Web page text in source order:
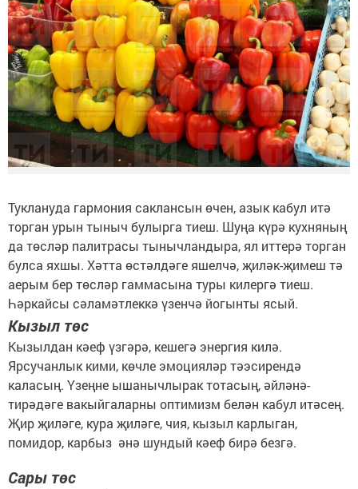
Туклануда гармония саклансын өчен, азык кабул итә
торган урын тыныч булырга тиеш. Шуңа күрә кухняның
да төсләр палитрасы тынычландыра, ял иттерә торган
булса яхшы. Хәтта өстәлдәге яшелчә, җиләк-җимеш тә
аерым бер төсләр гаммасына туры килергә тиеш.
Һәркайсы сәламәтлеккә үзенчә йогынты ясый.
Кызыл төс
Кызылдан кәеф үзгәрә, кешегә энергия килә.
Ярсучанлык кими, көчле эмоцияләр тәэсирендә
каласың. Үзеңне ышанычлырак тотасың, әйләнә-
тирәдәге вакыйгаларны оптимизм белән кабул итәсең.
Җир җиләге, кура җиләге, чия, кызыл карлыган,
помидор, карбыз әнә шундый кәеф бирә безгә.
Сары төс